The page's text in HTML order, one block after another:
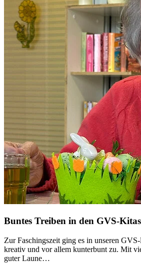
Buntes Treiben in den GVS-
Zur Faschingszeit ging es in unseren
kreativ und vor allem kunterbunt zu. Mit
guter Laune…